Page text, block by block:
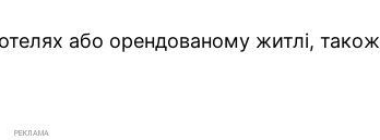
або орендованому житлі, також
РЕКЛАМА